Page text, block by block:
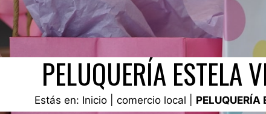
PELUQUERÍA ESTELA
Estás en: Inicio comercio local